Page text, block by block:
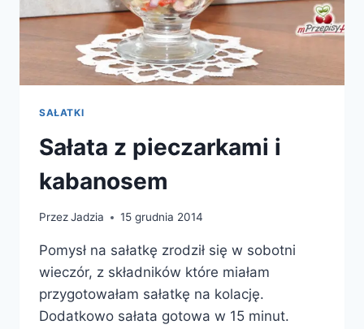
SAŁATKI
Sałata z pieczarkami i
kabanosem
PrzezJadzia 15 grudnia 2014
Pomysł na sałatkę zrodził się w sobotni
wieczór, z składników które miałam
przygotowałam sałatkę na kolację.
Dodatkowo sałata gotowa w 15 minut.